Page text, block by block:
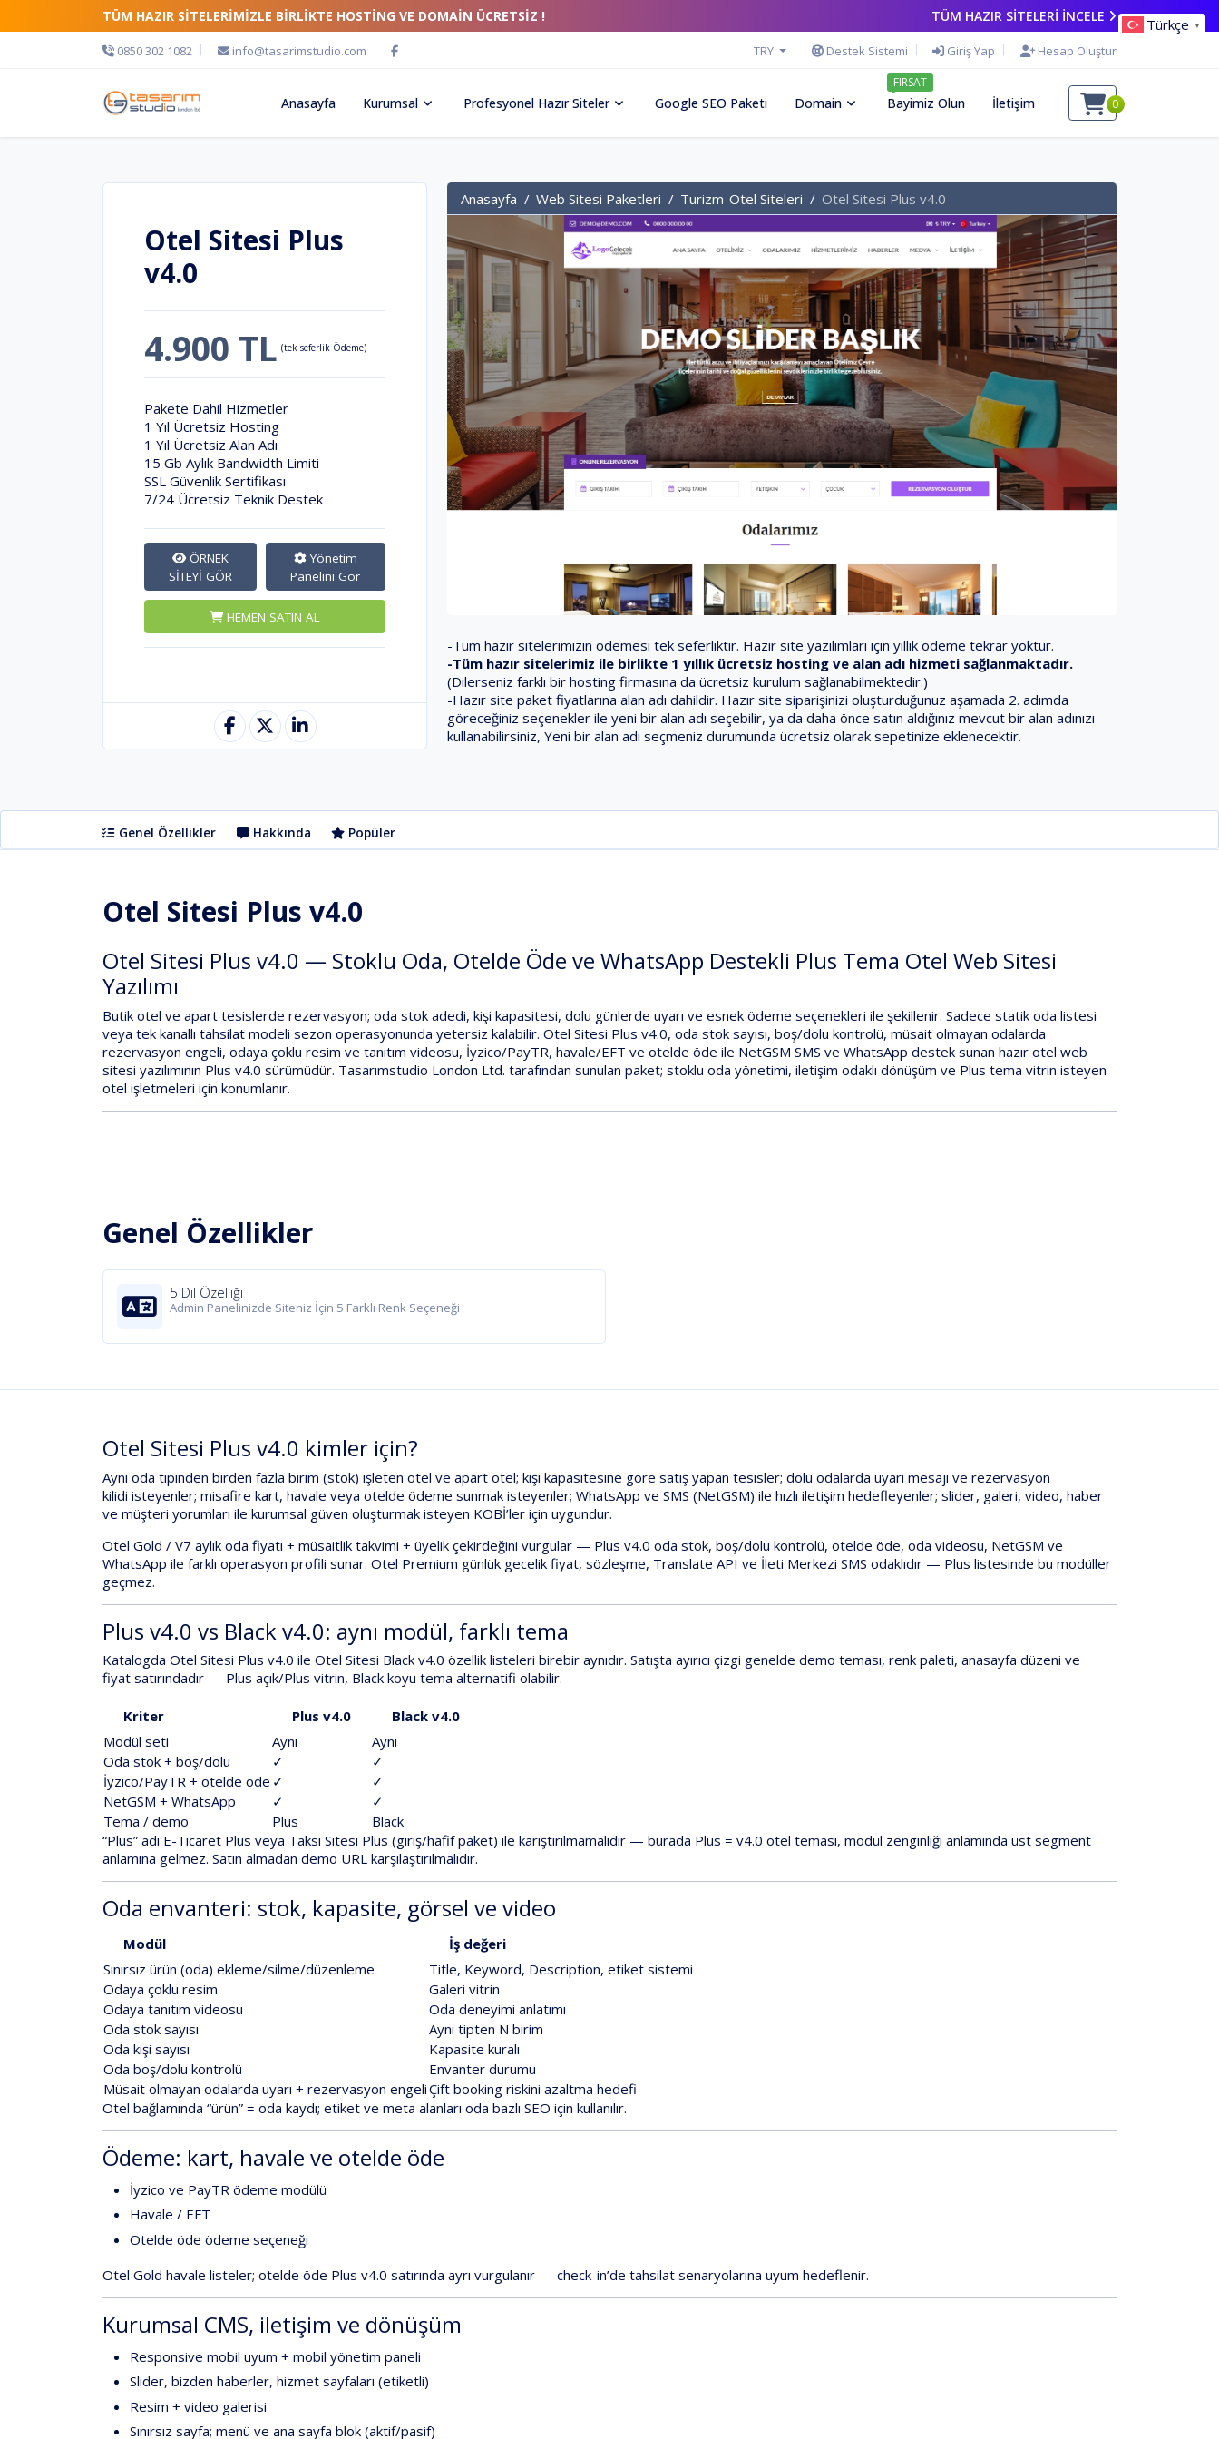
TÜM HAZIR SİTELERİMİZLE BİRLİKTE HOSTİNG VE DOMAİN ÜCRETSİZ ! TÜM HAZIR SİTELERİ İNCELE
0850 302 1082 info@tasarimstudio.com TRY Destek Sistemi Giriş Yap Hesap Oluştur
Anasayfa Kurumsal Profesyonel Hazır Siteler Google SEO Paketi Domain
FIRSAT
Bayimiz Olun İletişim 0
Otel Sitesi Plus
v4.0
4.900 TL (tek seferlik Ödeme)
Pakete Dahil Hizmetler
1 Yıl Ücretsiz Hosting
1 Yıl Ücretsiz Alan Adı
15 Gb Aylık Bandwidth Limiti
SSL Güvenlik Sertifikası
7/24 Ücretsiz Teknik Destek
ÖRNEK
SİTEYİ GÖR
Yönetim
Panelini Gör
HEMEN SATIN AL
Anasayfa Web Sitesi Paketleri Turizm-Otel Siteleri Otel Sitesi Plus v4.0
-Tüm hazır sitelerimizin ödemesi tek seferliktir. Hazır site yazılımları için yıllık ödeme tekrar yoktur.
-Tüm hazır sitelerimiz ile birlikte 1 yıllık ücretsiz hosting ve alan adı hizmeti sağlanmaktadır.
(Dilerseniz farklı bir hosting firmasına da ücretsiz kurulum sağlanabilmektedir.)
-Hazır site paket fiyatlarına alan adı dahildir. Hazır site siparişinizi oluşturduğunuz aşamada 2. adımda
göreceğiniz seçenekler ile yeni bir alan adı seçebilir, ya da daha önce satın aldığınız mevcut bir alan adınızı
kullanabilirsiniz, Yeni bir alan adı seçmeniz durumunda ücretsiz olarak sepetinize eklenecektir.
Genel Özellikler Hakkında Popüler
Otel Sitesi Plus v4.0
Otel Sitesi Plus v4.0 — Stoklu Oda, Otelde Öde ve WhatsApp Destekli Plus Tema Otel Web Sitesi
Yazılımı
Butik otel ve apart tesislerde rezervasyon;oda stok adedi,kişi kapasitesi,dolu günlerde uyarı veesnek ödeme seçenekleri ile şekillenir. Sadece statik oda listesi
veya tek kanallı tahsilat modeli sezon operasyonunda yetersiz kalabilir.Otel Sitesi Plus v4.0,oda stok sayısı,boş/dolu kontrolü,müsait olmayan odalarda
rezervasyon engeli,odaya çoklu resim ve tanıtım videosu, İyzico/PayTR,havale/EFT ve otelde öde ile NetGSM SMS veWhatsApp destek sunan hazırotel web
sitesi yazılımının Plus v4.0 sürümüdür. Tasarımstudio London Ltd. tarafından sunulan paket; stoklu oda yönetimi, iletişim odaklı dönüşüm ve Plus tema vitrin isteyen
otel işletmeleri için konumlanır.
Genel Özellikler
5 Dil Özelliği
Admin Panelinizde Siteniz İçin 5 Farklı Renk Seçeneği
Otel Sitesi Plus v4.0 kimler için?
Aynıoda tipinden birden fazla birim (stok) işleten otel ve apart otel;kişi kapasitesine göre satış yapan tesisler; dolu odalardauyarı mesajı verezervasyon
kilidi isteyenler; misafirekart, havale veya otelde ödeme sunmak isteyenler;WhatsApp veSMS (NetGSM) ile hızlı iletişim hedefleyenler;slider, galeri, video, haber
ve müşteri yorumları ile kurumsal güven oluşturmak isteyen KOBİ’ler için uygundur.
Otel Gold / V7 aylık oda fiyatı + müsaitlik takvimi + üyelik çekirdeğini vurgular — Plus v4.0 oda stok, boş/dolu kontrolü, otelde öde, oda videosu, NetGSM ve
WhatsApp ile farklı operasyon profili sunar.Otel Premium günlük gecelik fiyat, sözleşme, Translate API ve İleti Merkezi SMS odaklıdır — Plus listesinde bu modüller
geçmez.
Plus v4.0 vs Black v4.0: aynı modül, farklı tema
KatalogdaOtel Sitesi Plus v4.0 ileOtel Sitesi Black v4.0 özellik listeleri birebir aynıdır. Satışta ayırıcı çizgi geneldedemo teması, renk paleti, anasayfa düzeni ve
fiyat satırındadır — Plus açık/Plus vitrin, Black koyu tema alternatifi olabilir.
Kriter Plus v4.0
Black v4.0
Modül seti
Aynı
Aynı
Oda stok + boş/dolu
✓
✓
İyzico/PayTR + otelde öde ✓
✓
NetGSM + WhatsApp
✓
✓
Tema / demo
Plus
Black
“Plus” adı E-Ticaret Plus veya Taksi Sitesi Plus (giriş/hafif paket) ile karıştırılmamalıdır — burada Plus = v4.0 otel teması, modül zenginliği anlamında üst segment
anlamına gelmez. Satın almadandemo URL karşılaştırılmalıdır.
Oda envanteri: stok, kapasite, görsel ve video
Modül
İş değeri
Sınırsız ürün (oda) ekleme/silme/düzenleme
Title, Keyword, Description,etiket sistemi
Odaya çoklu resim
Galeri vitrin
Odaya tanıtım videosu
Oda deneyimi anlatımı
Oda stok sayısı
Aynı tipten N birim
Oda kişi sayısı
Kapasite kuralı
Oda boş/dolu kontrolü
Envanter durumu
Müsait olmayan odalarda uyarı + rezervasyon engeliÇift booking riskini azaltma hedefi
Otel bağlamında“ürün” =oda kaydı; etiket ve meta alanlarıoda bazlı SEO için kullanılır.
Ödeme: kart, havale ve otelde öde
İyzico ve PayTR ödeme modülü
Havale / EFT
Otelde öde ödeme seçeneği
Otel Gold havale listeler;otelde öde Plus v4.0 satırında ayrı vurgulanır — check-in’de tahsilat senaryolarına uyum hedeflenir.
Kurumsal CMS, iletişim ve dönüşüm
Responsive mobil uyum +mobil yönetim paneli
Slider,bizden haberler,hizmet sayfaları (etiketli)
Resim + video galerisi
Sınırsız sayfa;menü veana sayfa blok (aktif/pasif)
Türkçe ▼